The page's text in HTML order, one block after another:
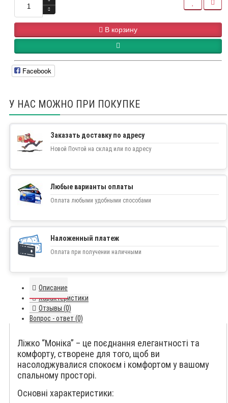
В корзину
Facebook
У НАС МОЖНО ПРИ ПОКУПКЕ
Заказать доставку по адресу
Новой Почтой на склад или по адресу
Любые варианты оплаты
Оплата любыми удобными способами
Наложенный платеж
Оплата при получении наличными
Описание
Характеристики
Отзывы (0)
Вопрос - ответ (0)
Ліжко “Моніка” – це поєднання елегантності та
комфорту, створене для того, щоб ви
насолоджувалися спокоєм і комфортом у вашому
спальному просторі.
Основні характеристики: